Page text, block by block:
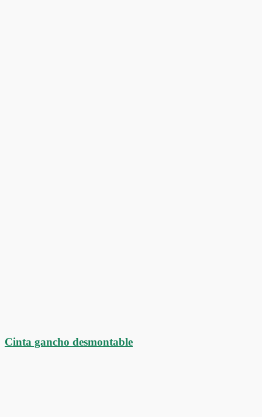
Cinta gancho desmontable